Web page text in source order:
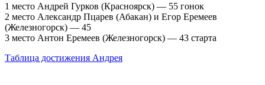
1 место Андрей Гурков (Красноярск) — 55 гонок
2 место Александр Пцарев (Абакан) и Егор Еремеев
(Железногорск) — 45
3 место Антон Еремеев (Железногорск) — 43 старта
Таблица достижения Андрея